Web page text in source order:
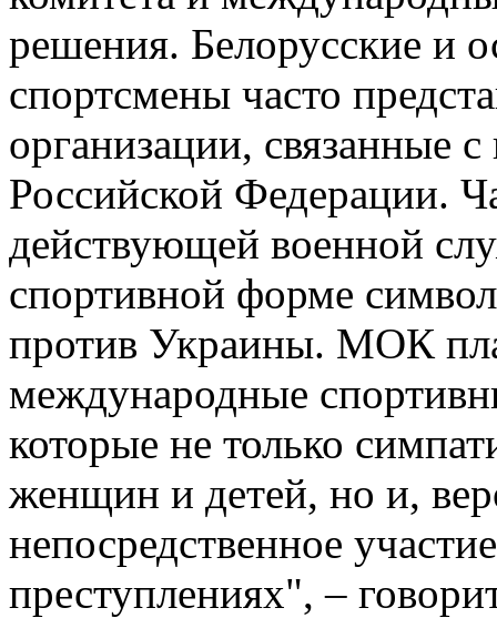
решения. Белорусские и
спортсмены часто
организации, связанные
Российской Федерации.
действующей военной
спортивной форме
против Украины. МОК
международные
которые не только
женщин и детей, но и,
непосредственное
преступлениях", –